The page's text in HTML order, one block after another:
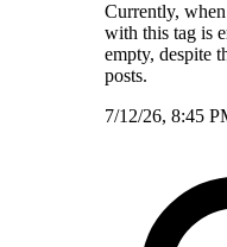
Currently,
with this tag is
empty, despite
posts.
7/12/26, 8:45